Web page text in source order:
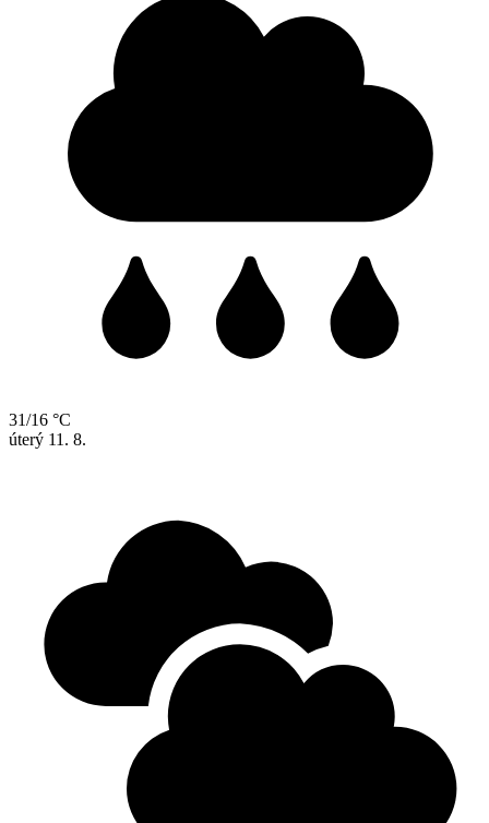
31/16 °C
úterý 11. 8.